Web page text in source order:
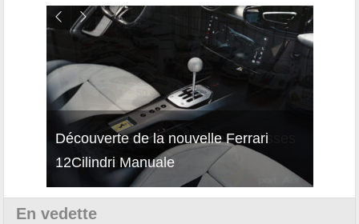
Découverte de la nouvelle Ferrari
12Cilindri Manuale
En vedette